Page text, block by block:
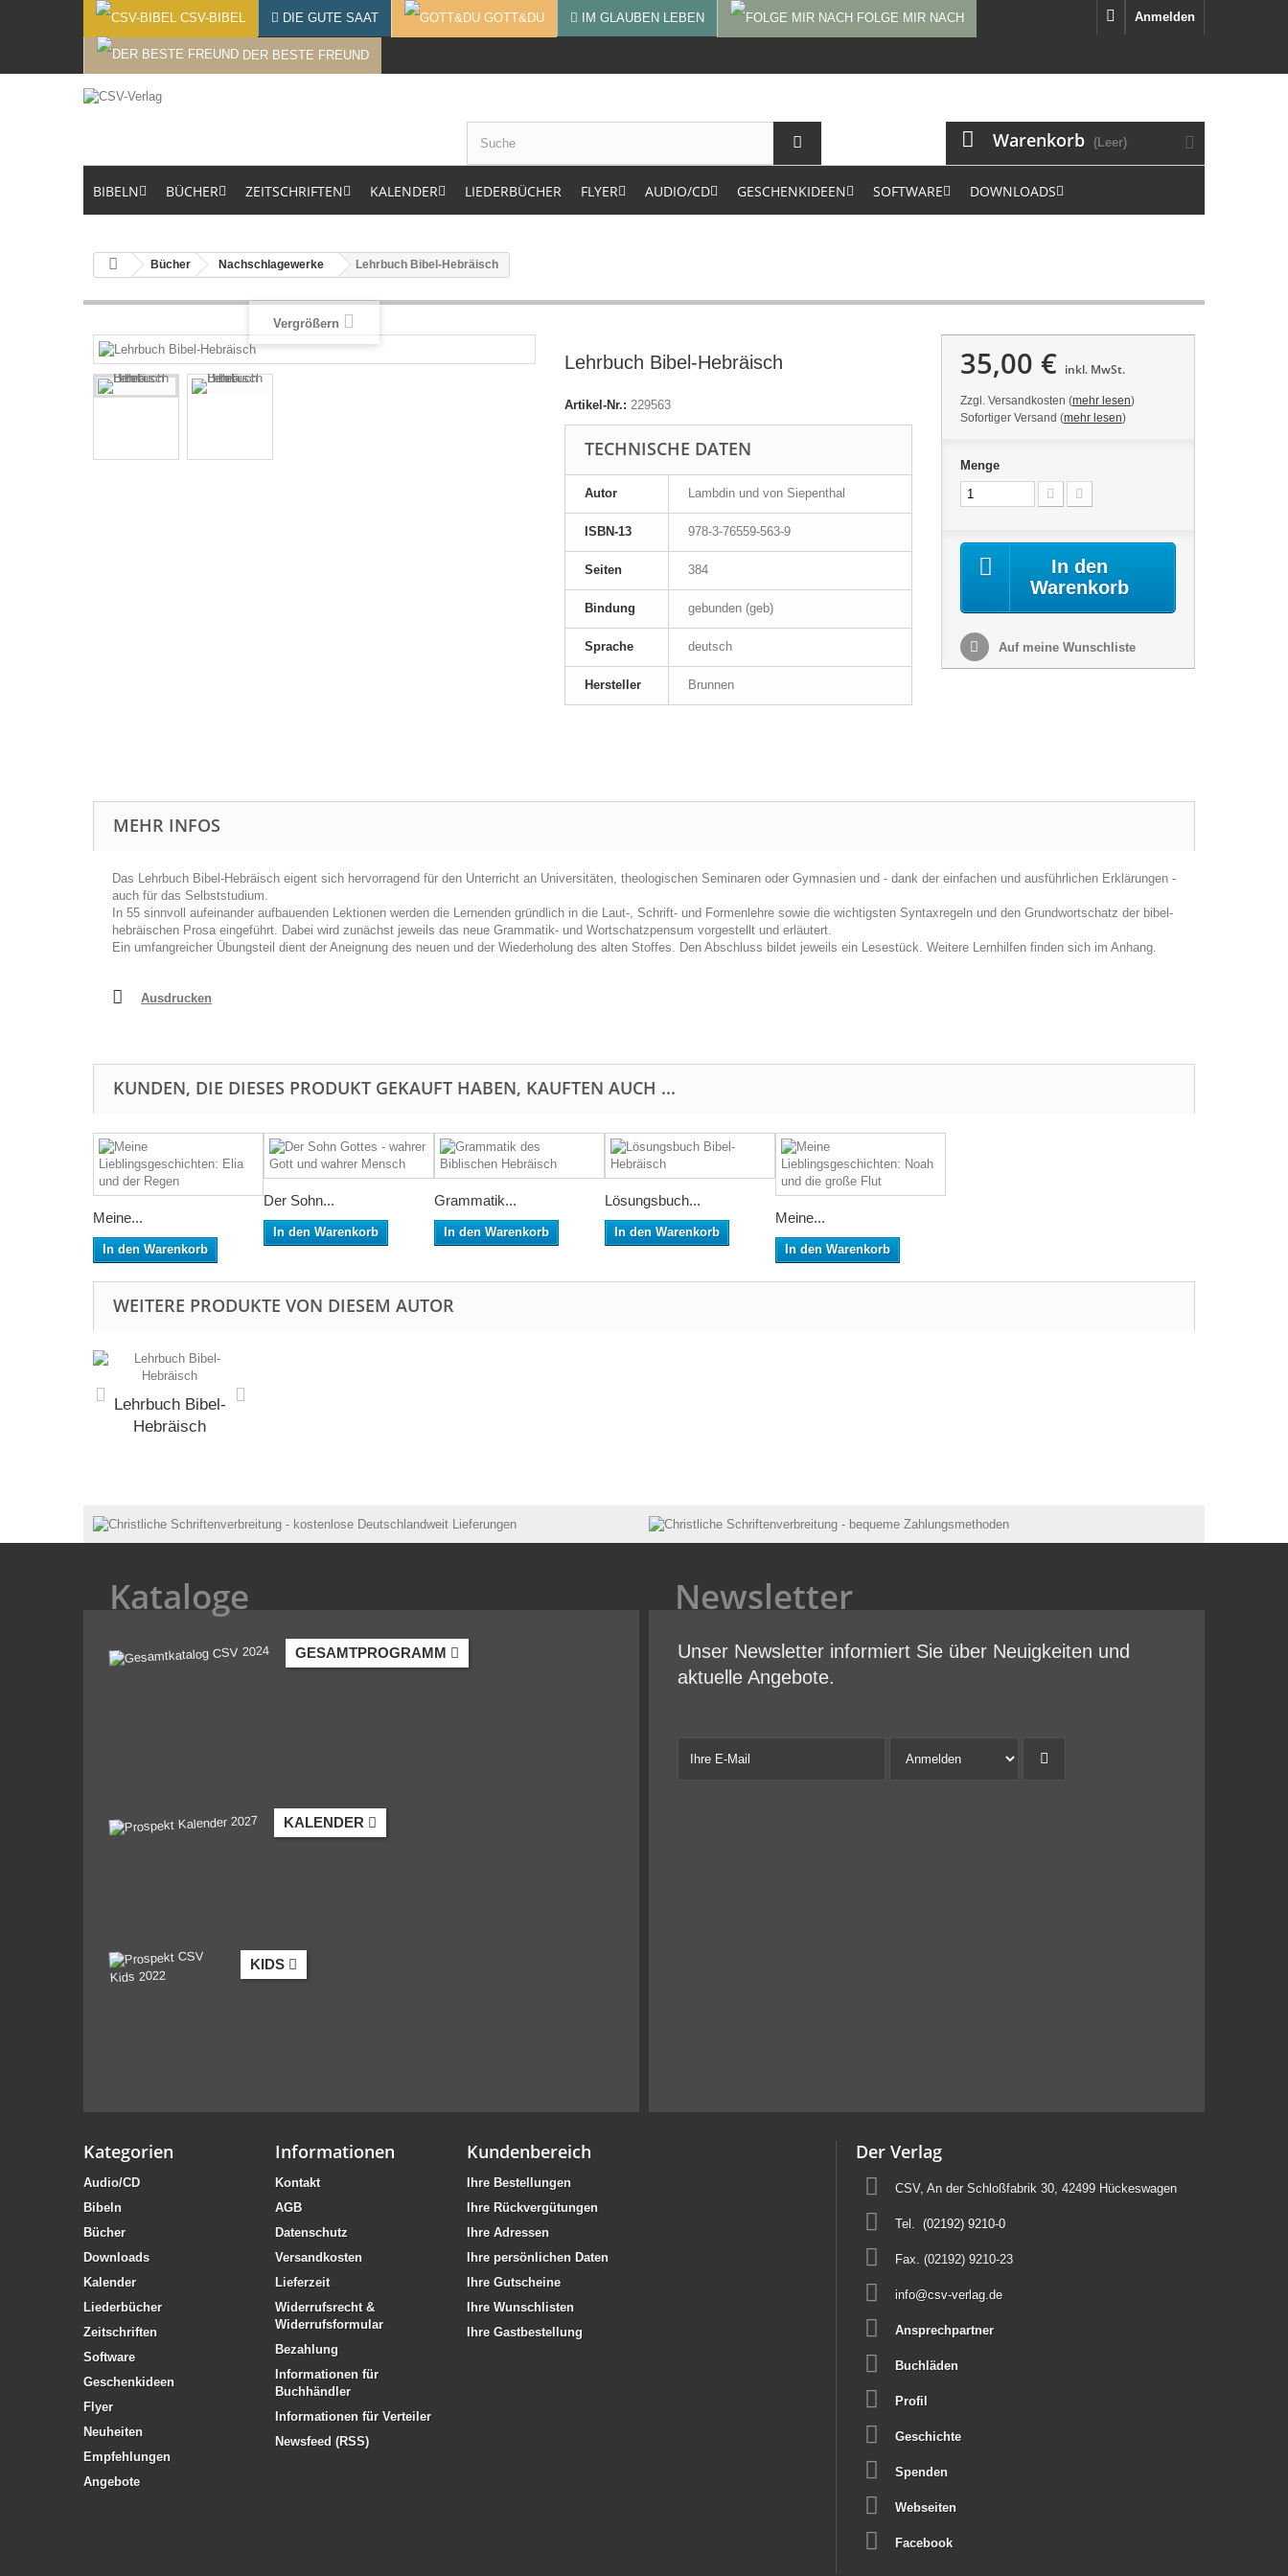
Anmelden
CSV-BIBEL DIE GUTE SAAT GOTT&DU IM GLAUBEN LEBEN FOLGE MIR NACH
DER BESTE FREUND
Warenkorb (Leer)
BIBELN BÜCHER ZEITSCHRIFTEN KALENDER LIEDERBÜCHER FLYER AUDIO/CD GESCHENKIDEEN SOFTWARE DOWNLOADS
Bücher Nachschlagewerke Lehrbuch Bibel-Hebräisch
Vergrößern
Lehrbuch Bibel-Hebräisch
Artikel-Nr.: 229563
TECHNISCHE DATEN
Autor Lambdin und von Siepenthal
ISBN-13 978-3-76559-563-9
Seiten 384
Bindung gebunden (geb)
Sprache deutsch
Hersteller Brunnen
35,00 € inkl. MwSt.
Zzgl. Versandkosten (mehr lesen)
Sofortiger Versand (mehr lesen)
Menge
In den
Warenkorb
Auf meine Wunschliste
MEHR INFOS
Das Lehrbuch Bibel-Hebräisch eigent sich hervorragend für den Unterricht an Universitäten, theologischen Seminaren oder Gymnasien und - dank der einfachen und ausführlichen Erklärungen -
auch für das Selbststudium.
In 55 sinnvoll aufeinander aufbauenden Lektionen werden die Lernenden gründlich in die Laut-, Schrift- und Formenlehre sowie die wichtigsten Syntaxregeln und den Grundwortschatz der bibel-
hebräischen Prosa eingeführt. Dabei wird zunächst jeweils das neue Grammatik- und Wortschatzpensum vorgestellt und erläutert.
Ein umfangreicher Übungsteil dient der Aneignung des neuen und der Wiederholung des alten Stoffes. Den Abschluss bildet jeweils ein Lesestück. Weitere Lernhilfen finden sich im Anhang.
Ausdrucken
KUNDEN, DIE DIESES PRODUKT GEKAUFT HABEN, KAUFTEN AUCH ...
Meine...
In den Warenkorb
Der Sohn...
In den Warenkorb
Grammatik...
In den Warenkorb
Lösungsbuch...
In den Warenkorb
Meine...
In den Warenkorb
WEITERE PRODUKTE VON DIESEM AUTOR
Lehrbuch Bibel-
Hebräisch
Kataloge
GESAMTPROGRAMM
KALENDER
KIDS
Newsletter
Unser Newsletter informiert Sie über Neuigkeiten und
aktuelle Angebote.
Kategorien
Audio/CD
Bibeln
Bücher
Downloads
Kalender
Liederbücher
Zeitschriften
Software
Geschenkideen
Flyer
Neuheiten
Empfehlungen
Angebote
Informationen
Kontakt
AGB
Datenschutz
Versandkosten
Lieferzeit
Widerrufsrecht &
Widerrufsformular
Bezahlung
Informationen für
Buchhändler
Informationen für Verteiler
Newsfeed (RSS)
Kundenbereich
Ihre Bestellungen
Ihre Rückvergütungen
Ihre Adressen
Ihre persönlichen Daten
Ihre Gutscheine
Ihre Wunschlisten
Ihre Gastbestellung
Der Verlag
CSV, An der Schloßfabrik 30, 42499 Hückeswagen
Tel. (02192) 9210-0
Fax. (02192) 9210-23
info@csv-verlag.de
Ansprechpartner
Buchläden
Profil
Geschichte
Spenden
Webseiten
Facebook